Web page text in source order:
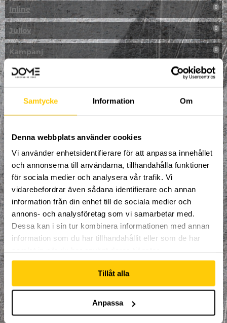
Samtycke Information Om
Denna webbplats använder cookies
Vi använder enhetsidentifierare för att anpassa innehållet
och annonserna till användarna, tillhandahålla funktioner
för sociala medier och analysera vår trafik. Vi
vidarebefordrar även sådana identifierare och annan
information från din enhet till de sociala medier och
annons- och analysföretag som vi samarbetar med.
Dessa kan i sin tur kombinera informationen med annan
information som du har tillhandahållit eller som de har
Tillåt alla
Anpassa
Inline 0
Jullov 0
Kampanj 0
Kickbike 0
Klättring
LAN
Multisport
Mässa
NPF-Träning
Parkour
Påsk på Dome
Påsklovsläger 0
Skateboard 0